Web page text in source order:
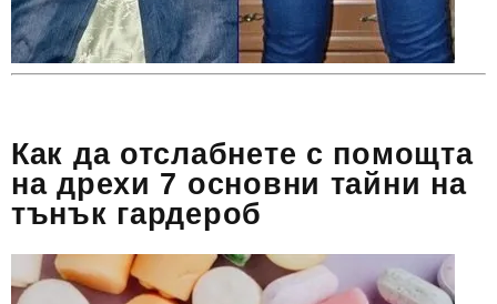
Как да отслабнете с помощта
на дрехи 7 основни тайни на
тънък гардероб